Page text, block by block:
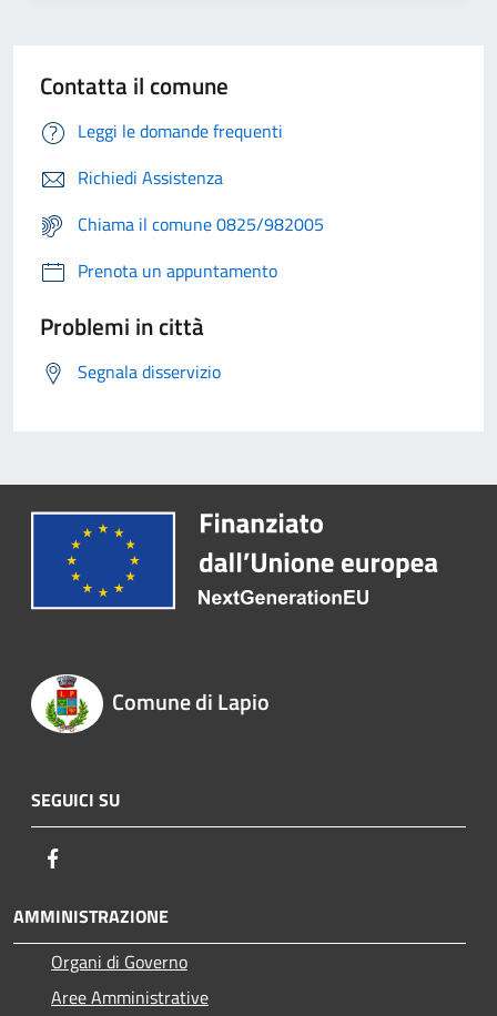
Contatta il comune
Leggi le domande frequenti
Richiedi Assistenza
Chiama il comune 0825/982005
Prenota un appuntamento
Problemi in città
Segnala disservizio
Comune di Lapio
SEGUICI SU
AMMINISTRAZIONE
Organi di Governo
Aree Amministrative